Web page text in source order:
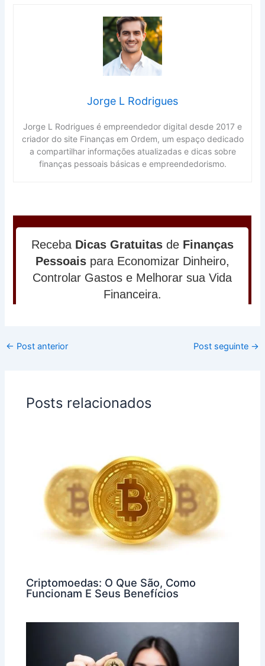
Jorge L Rodrigues
Jorge L Rodrigues é empreendedor digital desde 2017 e
criador do site Finanças em Ordem, um espaço dedicado
a compartilhar informações atualizadas e dicas sobre
finanças pessoais básicas e empreendedorismo.
← Post anterior Post seguinte →
Posts relacionados
Criptomoedas: O Que São, Como
Funcionam E Seus Benefícios